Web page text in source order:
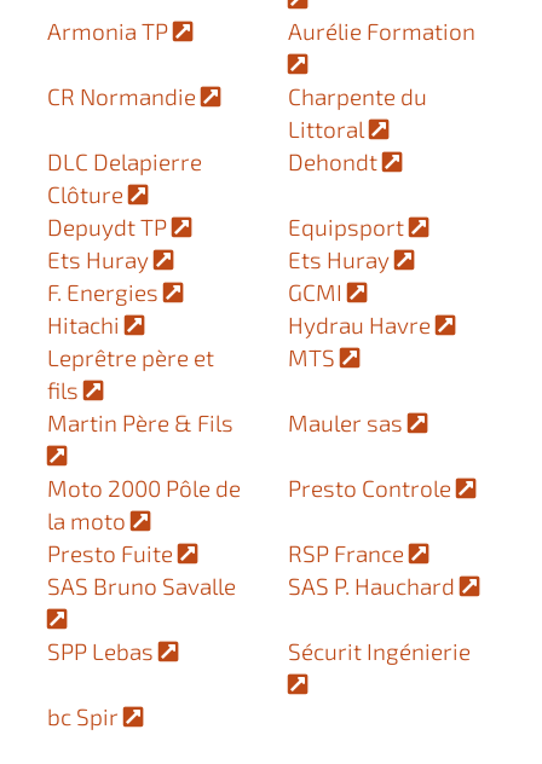
Armonia TP Aurélie Formation
CR Normandie
Charpente du
Littoral
DLC Delapierre
Clôture
Dehondt
Depuydt TP
Equipsport
Ets Huray
Ets Huray
F. Energies
GCMI
Hitachi
Hydrau Havre
Leprêtre père et
fils
MTS
Martin Père & Fils Mauler sas
Moto 2000 Pôle de
la moto
Presto Controle
Presto Fuite
RSP France
SAS Bruno Savalle
SAS P. Hauchard
SPP Lebas Sécurit Ingénierie
bc Spir